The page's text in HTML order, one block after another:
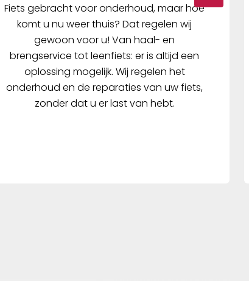
Fiets gebracht voor onderhoud, maar hoe
komt u nu weer thuis? Dat regelen wij
gewoon voor u! Van haal- en
brengservice tot leenfiets: er is altijd een
oplossing mogelijk. Wij regelen het
onderhoud en de reparaties van uw fiets,
zonder dat u er last van hebt.